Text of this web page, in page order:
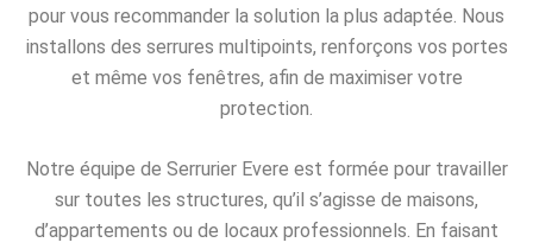
pour vous recommander la solution la plus adaptée. Nous
installons des serrures multipoints, renforçons vos portes
et même vos fenêtres, afin de maximiser votre
protection.
Notre équipe de Serrurier Evere est formée pour travailler
sur toutes les structures, qu’il s’agisse de maisons,
d’appartements ou de locaux professionnels. En faisant